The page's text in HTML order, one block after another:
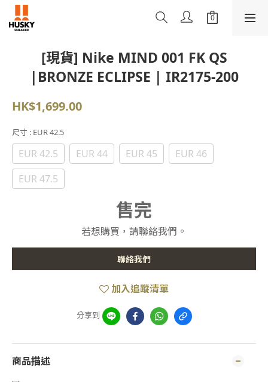
[現貨] Nike MIND 001 FK QS
|BRONZE ECLIPSE | IR2175-200
HK$1,699.00
尺寸 : EUR 42.5
EUR 42.5 EUR 44 EUR 45
EUR 46
EUR 47.5
售完
若想購買，請聯絡我們。
聯絡我們
加入追蹤清單
分享到
商品描述